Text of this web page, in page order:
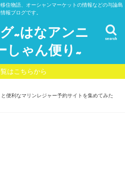
住物語、オーシャンマーケットの情報などの与論島
報ブログです。
~はなアンニ
しゃん便り~
search
はこちらから
便利なマリンレジャー予約サイトを集めてみた